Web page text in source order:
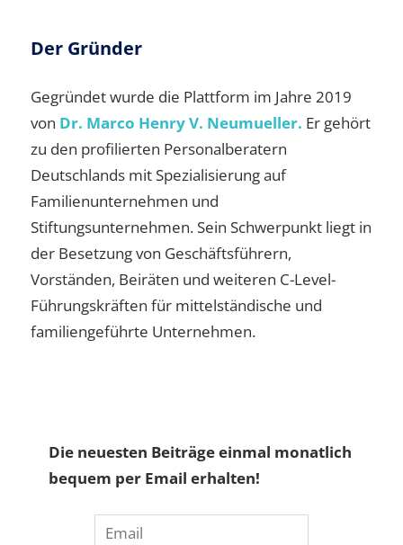
Der Gründer
Gegründet wurde die Plattform im Jahre 2019
von Dr. Marco Henry V. Neumueller. Er gehört
zu den profilierten Personalberatern
Deutschlands mit Spezialisierung auf
Familienunternehmen und
Stiftungsunternehmen. Sein Schwerpunkt liegt in
der Besetzung von Geschäftsführern,
Vorständen, Beiräten und weiteren C-Level-
Führungskräften für mittelständische und
familiengeführte Unternehmen.
Die neuesten Beiträge einmal monatlich
bequem per Email erhalten!